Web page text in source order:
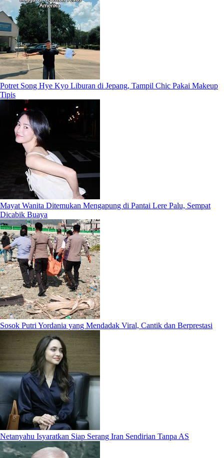
Potret Song Hye Kyo Liburan di Jepang, Tampil Chic Pakai Makeup
Tipis
Mayat Wanita Ditemukan Mengapung di Pantai Lere Palu, Sempat
Dicabik Buaya
Sosok Putri Yordania yang Mendadak Viral, Cantik dan Berprestasi
Netanyahu Isyaratkan Siap Serang Iran Sendirian Tanpa AS